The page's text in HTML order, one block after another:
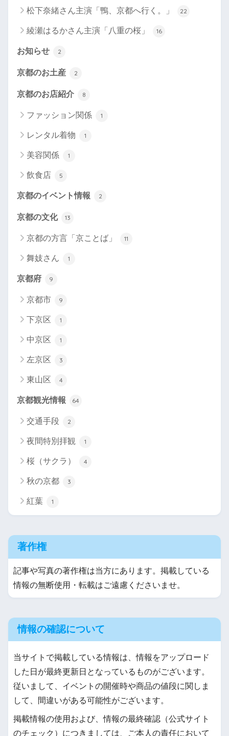
松下奈緒さん主演「鴨、京都へ行く。」 22
綾瀬はるかさん主演「八重の桜」 16
お知らせ 2
京都のお土産 2
京都のお店紹介 8
ファッション関係 1
レンタル着物 1
美容関係 1
飲食店 5
京都のイベント情報 2
京都の文化 13
京都の方言「京ことば」 11
舞妓さん 1
京都府 9
京都市 9
下京区 1
中京区 1
左京区 3
東山区 4
京都観光情報 64
交通手段 2
夜間特別拝観 1
桜（サクラ） 4
秋の京都 3
紅葉 1
著作権
記事や写真の著作権は当方にあります。掲載している
情報の無断使用・転載はご遠慮くださいませ。
情報の確認について
当サイトで掲載している情報は、情報をアップロード
した日が最終更新日となっているものがございます。
従いまして、イベントの開催時や商品の値段に関しま
して、間違いがある可能性がございます。
掲載情報の使用および、情報の最終確認（公式サイト
のチェック）につきましては、ご本人の責任において